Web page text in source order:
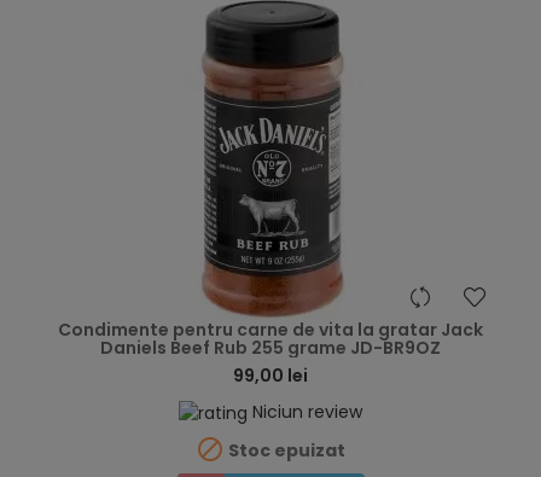
Condimente pentru carne de vita la gratar Jack
Daniels Beef Rub 255 grame JD-BR9OZ
99,00 lei
Niciun review
 Stoc epuizat